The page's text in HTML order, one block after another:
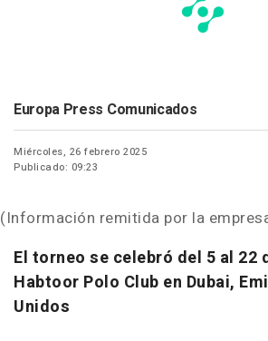
Europa Press Comunicados
Miércoles, 26 febrero 2025
Publicado: 09:23
(Información remitida por la
El torneo se celebró del 5 al 22
Habtoor Polo Club en Dubai,
Unidos